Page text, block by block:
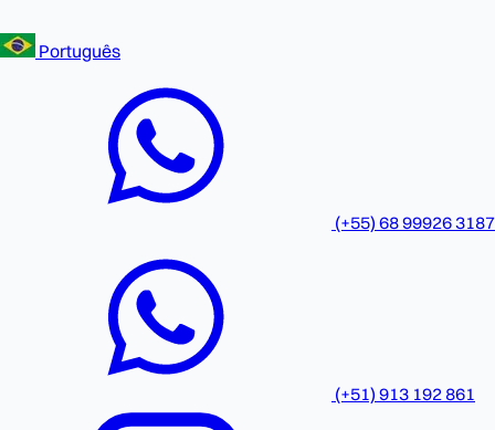
Português
(+55) 68 99926 3187
(+51) 913 192 861